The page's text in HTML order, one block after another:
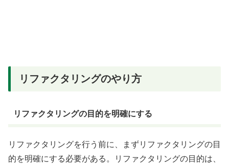
リファクタリングのやり方
リファクタリングの目的を明確にする
リファクタリングを行う前に、まずリファクタリングの目
的を明確にする必要がある。リファクタリングの目的は、